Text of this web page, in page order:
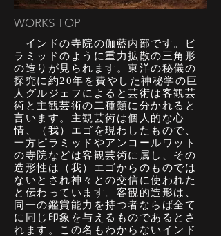
WORKS TOP
イ ンドの寺院の伽藍内部です。ピ
ラミッドのように重力拡散の三角形
の造りが見られます。東洋の秘儀の
探究に約20年を費やした神秘学の巨
人グルジェフによると芸術は客観芸
術と主観芸術の二種類に分かれると
言います。主観芸術は個人的な心
情、（我）エゴを現わしたもので、
一方ピラミッドやアンコールワット
の寺院などは客観芸術に属し、その
造形性は（我）エゴからのものでは
ないとされ神々との交信に使われた
と伝わっています。客観的造形は、
同一の鑑賞能力を持つ者ならば全て
に同じ印象を与えるものであるとさ
れます。この名もわからないインド